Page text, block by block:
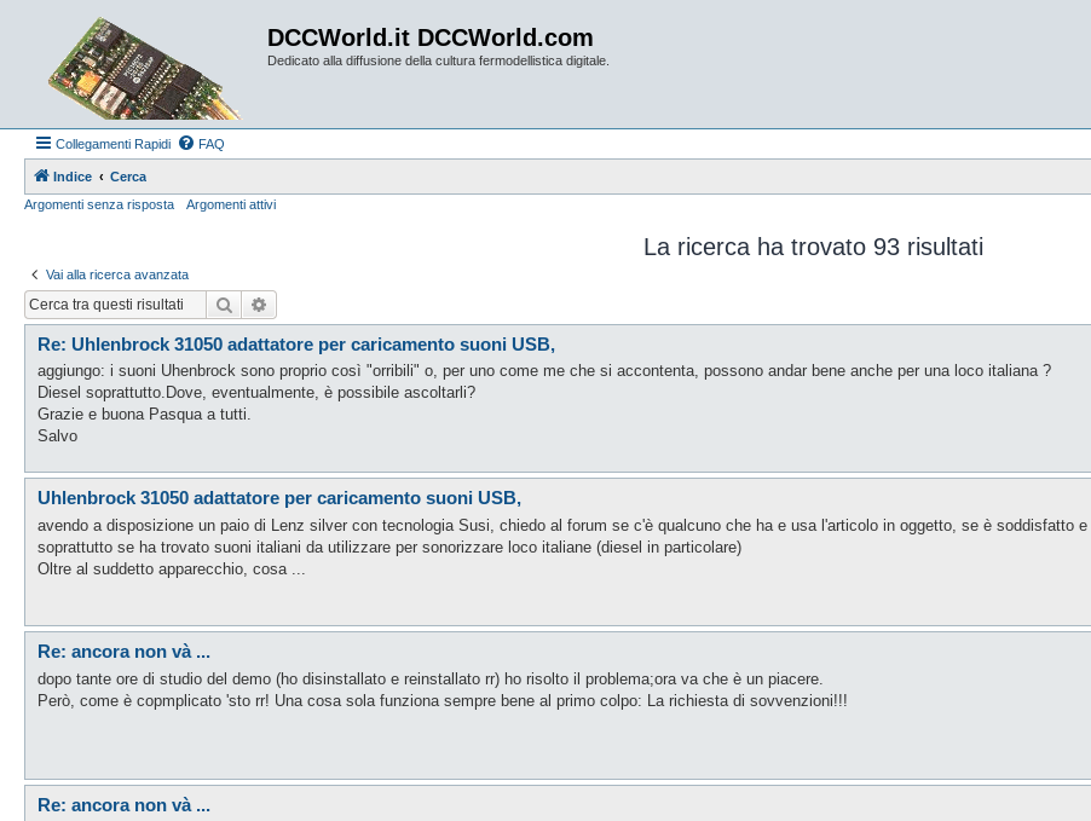
DCCWorld.it DCCWorld.com
Dedicato alla diffusione della cultura fermodellistica digitale.
Collegamenti Rapidi FAQ
Indice
Cerca
Argomenti senza risposta
Argomenti attivi
La ricerca ha trovato 93 risultati
Vai alla ricerca avanzata
Cerca
Re: Uhlenbrock 31050 adattatore per caricamento suoni USB,
aggiungo: i suoni Uhenbrock sono proprio così "orribili" o, per uno come me che si accontenta, possono andar bene anche per una loco italiana ?
Diesel soprattutto.Dove, eventualmente, è possibile ascoltarli?
Grazie e buona Pasqua a tutti.
Salvo
Uhlenbrock 31050 adattatore per caricamento suoni USB,
avendo a disposizione un paio di Lenz silver con tecnologia Susi, chiedo al forum se c'è qualcuno che ha e usa l'articolo in oggetto, se è soddisfatto e
soprattutto se ha trovato suoni italiani da utilizzare per sonorizzare loco italiane (diesel in particolare)
Oltre al suddetto apparecchio, cosa ...
Re: ancora non và ...
dopo tante ore di studio del demo (ho disinstallato e reinstallato rr) ho risolto il problema;ora va che è un piacere.
Però, come è copmplicato 'sto rr! Una cosa sola funziona sempre bene al primo colpo: La richiesta di sovvenzioni!!!
Re: ancora non và ...